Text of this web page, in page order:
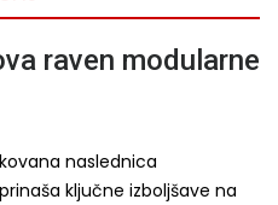
raven modularne
naslednica
ključne izboljšave na